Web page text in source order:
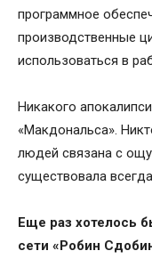
программное
производственные
использоваться в
Никакого
«Макдональса».
людей связана с
существовала
Еще раз хотелось
сети «Робин